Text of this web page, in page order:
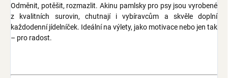
Odměnit, potěšit, rozmazlit. Akinu pamlsky pro psy jsou vyrobené
z kvalitních surovin, chutnají i vybíravcům a skvěle doplní
každodenní jídelníček. Ideální na výlety, jako motivace nebo jen tak
– pro radost.